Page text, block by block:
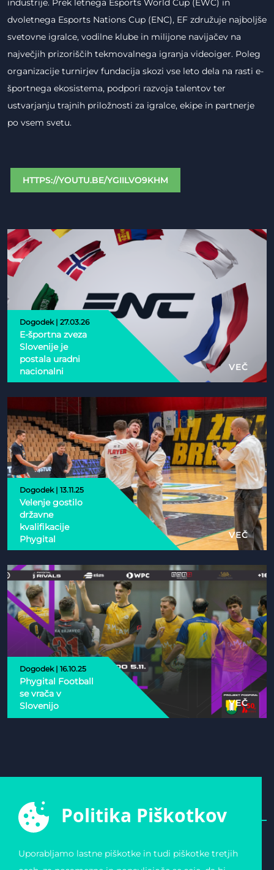
industrije. Prek letnega Esports World Cup (EWC) in
dvoletnega Esports Nations Cup (ENC), EF združuje najboljše
svetovne igralce, vodilne klube in milijone navijačev na
največjih prizoriščih tekmovalnega igranja videoiger. Poleg
organizacije turnirjev fundacija skozi vse leto dela na rasti e-
športnega ekosistema, podpori razvoja talentov ter
ustvarjanju trajnih priložnosti za igralce, ekipe in partnerje
po vsem svetu.
HTTPS://YOUTU.BE/YGIILVO9KHM
Dogodek | 27.03.26
E-športna zveza
Slovenije je
postala uradni
nacionalni
partner Esports
Nations Cup 2026
VEČ
Dogodek | 13.11.25
Velenje gostilo
državne
kvalifikacije
Phygital
VEČ
Dogodek | 16.10.25
Phygital Football
se vrača v
Slovenijo
VEČ
Politika Piškotkov
Uporabljamo lastne piškotke in tudi piškotke tretjih